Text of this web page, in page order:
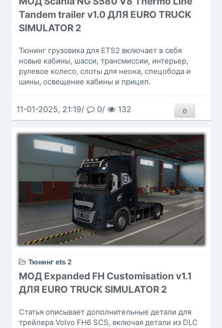
Tandem trailer v1.0 ДЛЯ EURO TRUCK
SIMULATOR 2
Тюнинг грузовика для ETS2 включает в себя
новые кабины, шасси, трансмиссии, интерьер,
рулевое колесо, слоты для неона, спецобода и
шины, освещение кабины и прицеп.
11-01-2025, 21:19/ 0/ 132 0
Тюнинг ets 2
МОД Expanded FH Customisation v1.1
ДЛЯ EURO TRUCK SIMULATOR 2
Статья описывает дополнительные детали для
трейлера Volvo FH6 SCS, включая детали из DLC